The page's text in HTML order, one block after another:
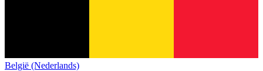
België (Nederlands)